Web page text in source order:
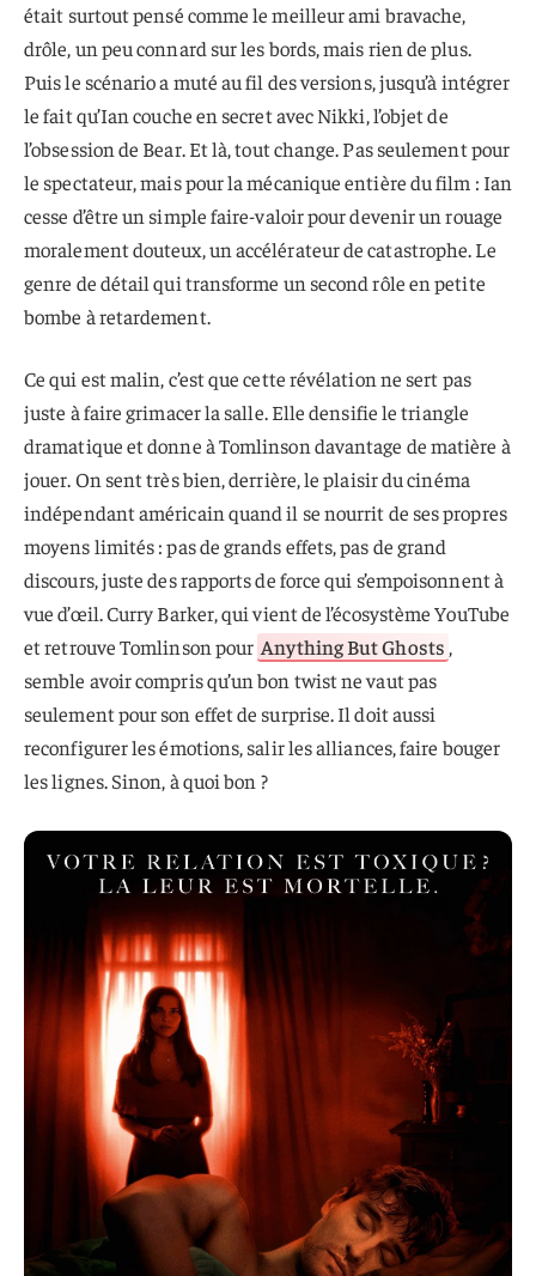
était surtout pensé comme le meilleur ami bravache,
drôle, un peu connard sur les bords, mais rien de plus.
Puis le scénario a muté au fil des versions, jusqu’à intégrer
le fait qu’Ian couche en secret avec Nikki, l’objet de
l’obsession de Bear. Et là, tout change. Pas seulement pour
le spectateur, mais pour la mécanique entière du film : Ian
cesse d’être un simple faire-valoir pour devenir un rouage
moralement douteux, un accélérateur de catastrophe. Le
genre de détail qui transforme un second rôle en petite
bombe à retardement.
Ce qui est malin, c’est que cette révélation ne sert pas
juste à faire grimacer la salle. Elle densifie le triangle
dramatique et donne à Tomlinson davantage de matière à
jouer. On sent très bien, derrière, le plaisir du cinéma
indépendant américain quand il se nourrit de ses propres
moyens limités : pas de grands effets, pas de grand
discours, juste des rapports de force qui s’empoisonnent à
vue d’œil. Curry Barker, qui vient de l’écosystème YouTube
et retrouve Tomlinson pour Anything But Ghosts,
semble avoir compris qu’un bon twist ne vaut pas
seulement pour son effet de surprise. Il doit aussi
reconfigurer les émotions, salir les alliances, faire bouger
les lignes. Sinon, à quoi bon ?